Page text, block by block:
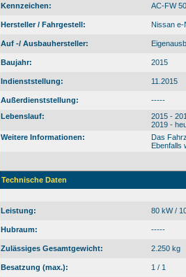
Kennzeichen: AC-FW
Hersteller / Fahrgestell: Nissan e-
Auf -/ Ausbauhersteller:
Baujahr: 2015
Indienststellung: 11.2015
Außerdienststellung:
-----
Lebenslauf:
2015 -
2019 -
Weitere Informationen:
Das
Ebenfalls
Technische Daten
Leistung: 80 kW /
Hubraum: -----
Zulässiges Gesamtgewicht: 2.250 kg
Besatzung (max.): 1 / 1